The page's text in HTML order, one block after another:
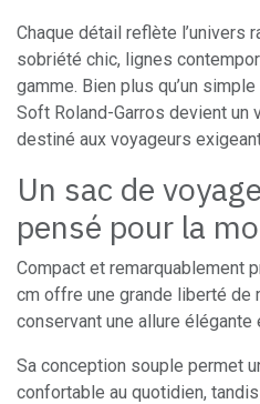
Chaque détail reflète l’univers
sobriété chic, lignes
gamme. Bien plus qu’un
Soft Roland-Garros devient
destiné aux voyageurs
Un sac de
pensé pour la
Compact et remarquablement
cm offre une grande liberté de
conservant une allure élégante
Sa conception souple permet
confortable au quotidien,